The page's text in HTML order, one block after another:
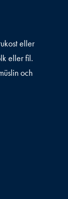
eller
eller fil.
och